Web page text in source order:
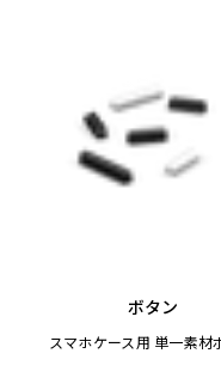
ボタン
スマホケース用 単一素材